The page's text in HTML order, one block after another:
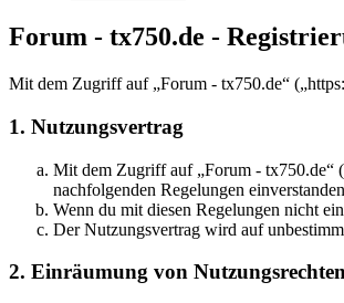
Forum - tx750.de -
Mit dem Zugriff auf „Forum - tx750.de“
1. Nutzungsvertrag
Mit dem Zugriff auf „Forum - tx750.de“
nachfolgenden Regelungen
Wenn du mit diesen Regelungen nicht
Der Nutzungsvertrag wird auf
2. Einräumung von